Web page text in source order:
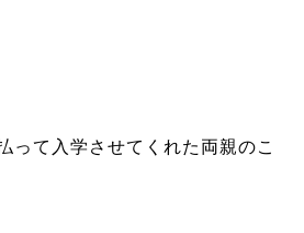
って入学させてくれた両親のこ